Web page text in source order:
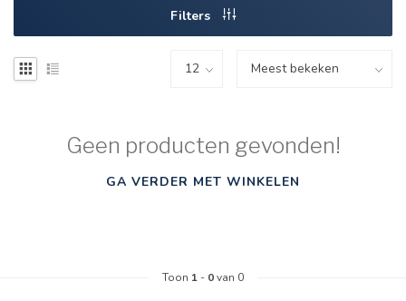
Filters
Geen producten gevonden!
GA VERDER MET WINKELEN
Toon 1 - 0van 0